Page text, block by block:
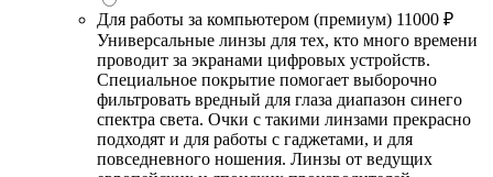
Для работы за компьютером (премиум) 11000 ₽
Универсальные линзы для тех, кто много времени
проводит за экранами цифровых устройств.
Специальное покрытие помогает выборочно
фильтровать вредный для глаза диапазон синего
спектра света. Очки с такими линзами прекрасно
подходят и для работы с гаджетами, и для
повседневного ношения. Линзы от ведущих